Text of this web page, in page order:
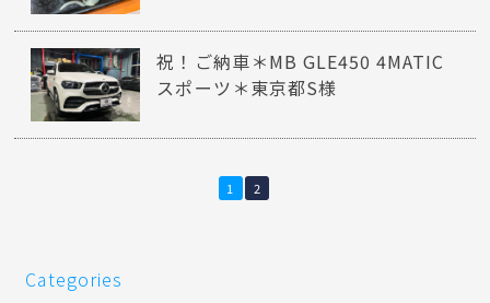
祝！ご納車＊MB GLE450 4MATIC
スポーツ＊東京都S様
1 2
Categories